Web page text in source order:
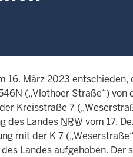
16. März 2023 entschieden,
(„Vlothoer Straße“) von
Kreisstraße 7
des Landes NRWvom 17.
mit der K 7
Landes aufgehoben. Der